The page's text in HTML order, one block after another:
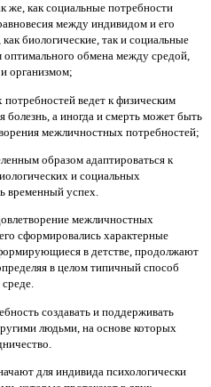
же, как социальные потребности
между индивидом и его
биологические, так и социальные
оптимального обмена между средой,
организмом;
ведет к физическим
болезнь, а иногда и смерть может быть
межличностных потребностей;
образом адаптироваться к
и социальных
временный успех.
межличностных
сформировались характерные
в детстве, продолжают
в целом типичный способ
создавать и поддерживать
людьми, на основе которых
для индивида психологически